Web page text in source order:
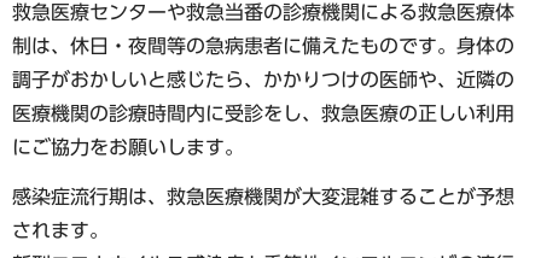
救急医療センターや救急当番の診療機関による救急医療体
制は、休日・夜間等の急病患者に備えたものです。身体の
調子がおかしいと感じたら、かかりつけの医師や、近隣の
医療機関の診療時間内に受診をし、救急医療の正しい利用
にご協力をお願いします。
感染症流行期は、救急医療機関が大変混雑することが予想
されます。